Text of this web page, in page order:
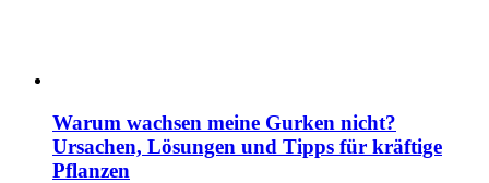
Warum wachsen meine Gurken nicht?
Ursachen, Lösungen und Tipps für kräftige
Pflanzen